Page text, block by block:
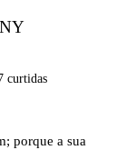
curtidas
porque a sua